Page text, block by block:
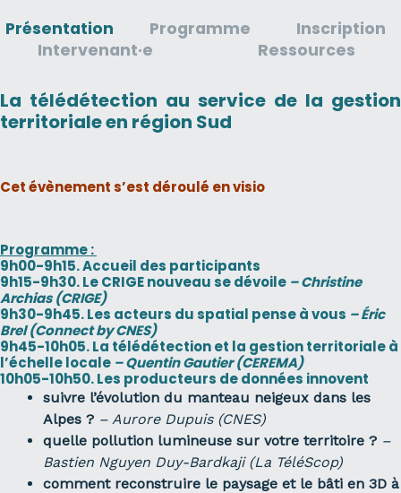
Présentation Programme
Inscription
Intervenant·e
Ressources
La télédétection au service de la gestion
territoriale en région Sud
Cet évènement s’est déroulé en visio
Programme :
9h00-9h15. Accueil des participants
9h15-9h30. Le CRIGE nouveau se dévoile – Christine
Archias (CRIGE)
9h30-9h45. Les acteurs du spatial pense à vous – Éric
Brel (Connect by CNES)
9h45-10h05. La télédétection et la gestion territoriale à
l’échelle locale – Quentin Gautier (CEREMA)
10h05-10h50. Les producteurs de données innovent
suivre l’évolution du manteau neigeux dans les
Alpes ? – Aurore Dupuis (CNES)
quelle pollution lumineuse sur votre territoire ? –
Bastien Nguyen Duy-Bardkaji (La TéléScop)
comment reconstruire le paysage et le bâti en 3D à